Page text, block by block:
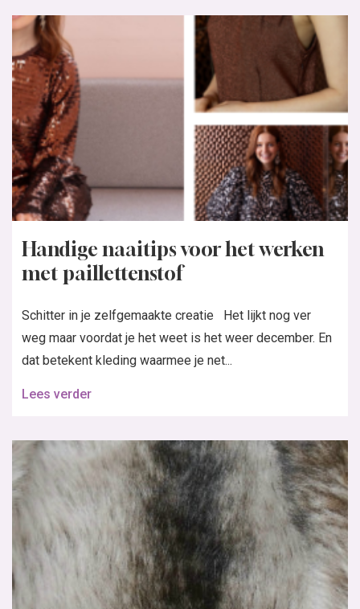
Handige naaitips voor het werken
met paillettenstof
Schitter in je zelfgemaakte creatie Het lijkt nog ver
weg maar voordat je het weet is het weer december. En
dat betekent kleding waarmee je net...
Lees verder